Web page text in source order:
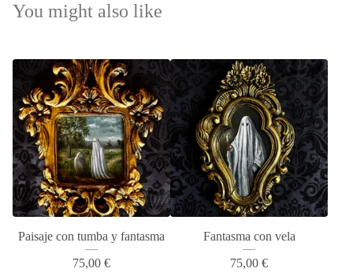
You might also like
Paisaje con tumba y fantasma
75,00 €
Fantasma con vela
75,00 €